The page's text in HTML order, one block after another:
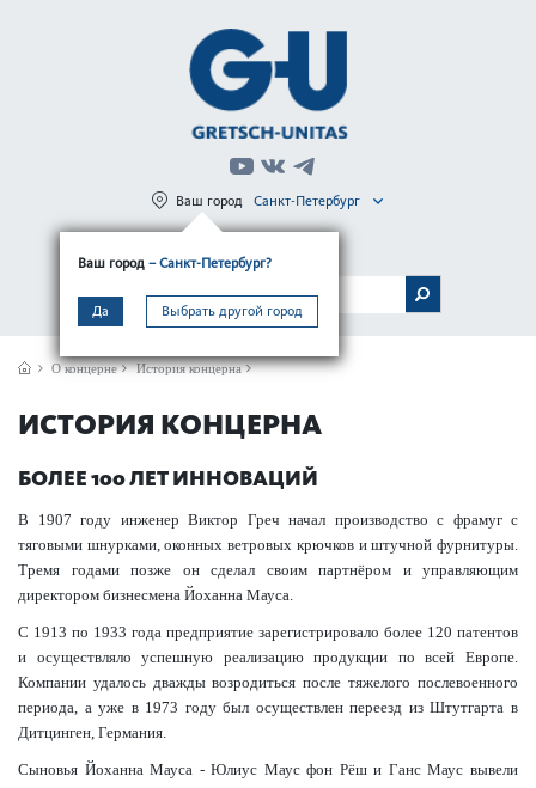
Ваш город – Санкт-Петербург?
Да Выбрать другой город
Ваш город Санкт-Петербург
МЕНЮ
О концерне История концерна
ИСТОРИЯ КОНЦЕРНА
БОЛЕЕ 100 ЛЕТ ИННОВАЦИЙ
В 1907 году инженер Виктор Греч начал производство с фрамуг с
тяговыми шнурками, оконных ветровых крючков и штучной фурнитуры.
Тремя годами позже он сделал своим партнёром и управляющим
директором бизнесмена Йоханна Мауса.
С 1913 по 1933 года предприятие зарегистрировало более 120 патентов
и осуществляло успешную реализацию продукции по всей Европе.
Компании удалось дважды возродиться после тяжелого послевоенного
периода, а уже в 1973 году был осуществлен переезд из Штутгарта в
Дитцинген, Германия.
Сыновья Йоханна Мауса - Юлиус Маус фон Рёш и Ганс Маус вывели